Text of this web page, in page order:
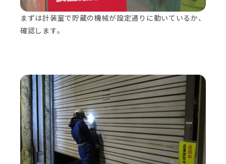
まずは計装室で貯蔵の機械が設定通りに動いているか、
確認します。